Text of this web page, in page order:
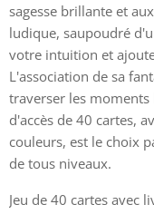
sagesse brillante et
ludique, saupoudré
votre intuition et
L'association de sa
traverser les moments
d'accès de 40 cartes,
couleurs, est le choix
de tous niveaux.
Jeu de 40 cartes avec